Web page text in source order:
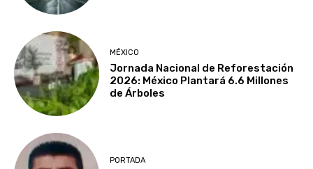
MÉXICO
Jornada Nacional de Reforestación
2026: México Plantará 6.6 Millones
de Árboles
PORTADA